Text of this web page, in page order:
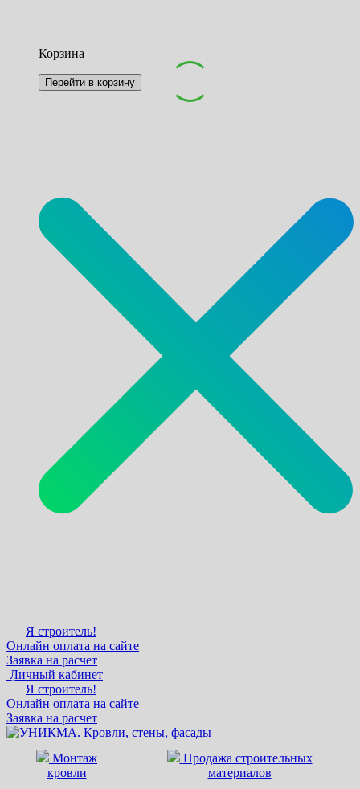
Корзина
Перейти в корзину
Я строитель!
Онлайн оплата на сайте
Заявка на расчет
Личный кабинет
Я строитель!
Онлайн оплата на сайте
Заявка на расчет
Монтаж
кровли
Продажа строительных
материалов